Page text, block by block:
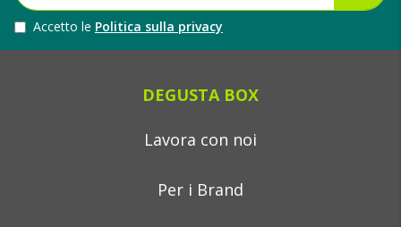
Accetto le Politica sulla privacy
DEGUSTA BOX
Lavora con noi
Per i Brand